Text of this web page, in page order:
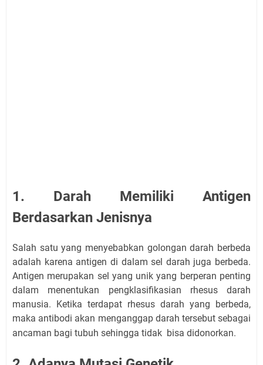
1. Darah Memiliki Antigen
Berdasarkan Jenisnya
Salah satu yang menyebabkan golongan darah berbeda
adalah karena antigen di dalam sel darah juga berbeda.
Antigen merupakan sel yang unik yang berperan penting
dalam menentukan pengklasifikasian rhesus darah
manusia. Ketika terdapat rhesus darah yang berbeda,
maka antibodi akan menganggap darah tersebut sebagai
ancaman bagi tubuh sehingga tidak bisa didonorkan.